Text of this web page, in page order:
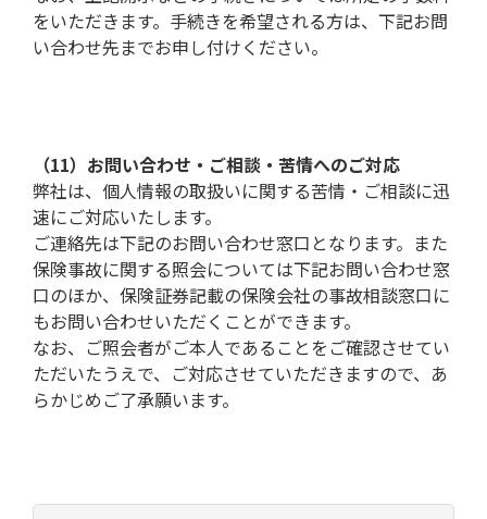
をいただきます。手続きを希望される方は、下記お問
い合わせ先までお申し付けください。
（11）お問い合わせ・ご相談・苦情へのご対応
弊社は、個人情報の取扱いに関する苦情・ご相談に迅
速にご対応いたします。
ご連絡先は下記のお問い合わせ窓口となります。また
保険事故に関する照会については下記お問い合わせ窓
口のほか、保険証券記載の保険会社の事故相談窓口に
もお問い合わせいただくことができます。
なお、ご照会者がご本人であることをご確認させてい
ただいたうえで、ご対応させていただきますので、あ
らかじめご了承願います。